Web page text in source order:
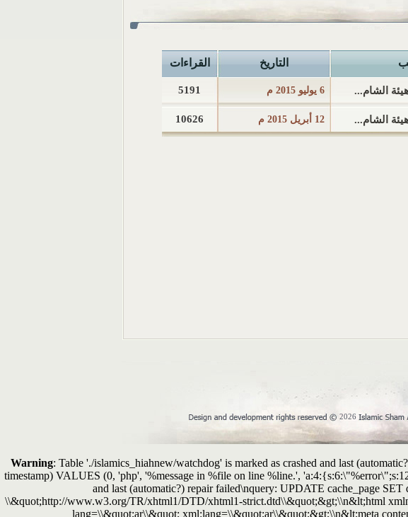
هيئة الشام الإسلامية
هيئة الشام الإسلامية
رسائل رواء (1): وأصلحوا ذات...
هيئة الشام الإسلامية
أحكامُ الجوائز في المسابقات...
المكتب العلمي ـ هيئة الشام...
التاريخ القراءات
الشام... 6 يوليو 2015 م 5191
الشام... 12 أبريل 2015 م 10626
2026
Warning: Table './islamics_hiahnew/watchdog' is marked as crashed and last
timestamp) VALUES (0, 'php', '%message in %file on line %line.',
and last (automatic?) repair failed\nquery: UPDATE cache_page
\\&quot;http://www.w3.org/TR/xhtml1/DTD/xhtml1-strict.dtd\\&quot;&gt;\\n&lt;html
lang=\\&quot;ar\\&quot; xml:lang=\\&quot;ar\\&quot;&gt;\\n&lt;meta